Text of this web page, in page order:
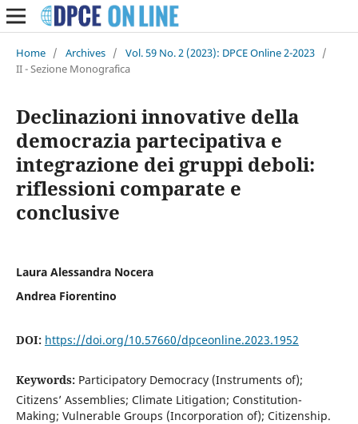
Home / Archives / Vol. 59 No. 2 (2023): DPCE Online 2-2023 /
II - Sezione Monografica
Declinazioni innovative della
democrazia partecipativa e
integrazione dei gruppi deboli:
riflessioni comparate e
conclusive
Laura Alessandra Nocera
Andrea Fiorentino
DOI: https://doi.org/10.57660/dpceonline.2023.1952
Keywords: Participatory Democracy (Instruments of);
Citizens’ Assemblies; Climate Litigation; Constitution-
Making; Vulnerable Groups (Incorporation of); Citizenship.